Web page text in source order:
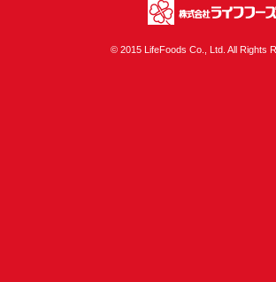
© 2015 LifeFoods Co., Ltd. All Rights